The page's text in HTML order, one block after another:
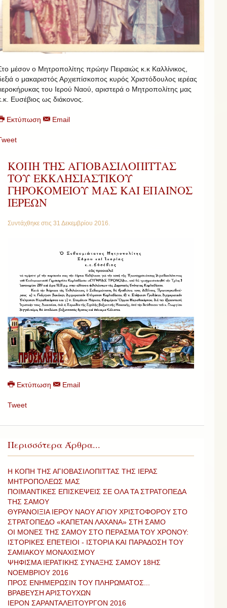
μέσον ο Μητροπολίτης πρώην Πειραιώς κ.κ Καλλίνικος,
ο μακαριστός Αρχιεπίσκοπος κυρός Χριστόδουλος ιερέας
του Ιερού Ναού, αριστερά ο Μητροπολίτης μας
Ευσέβιος ως διάκονος.
Εκτύπωση Email
ΚΟΠΗ ΤΗΣ ΑΓΙΟΒΑΣΙΛΟΠΙΤΤΑΣ
ΤΟΥ ΕΚΚΛΗΣΙΑΣΤΙΚΟΥ
ΓΗΡΟΚΟΜΕΙΟΥ ΜΑΣ ΚΑΙ ΕΠΑΙΝΟΣ
ΙΕΡΕΩΝ
Συντάχθηκε στις 31 Δεκεμβρίου 2016.
Εκτύπωση Email
Tweet
Περισσότερα Άρθρα...
Η ΚΟΠΗ ΤΗΣ ΑΓΙΟΒΑΣΙΛΟΠΙΤΤΑΣ ΤΗΣ ΙΕΡΑΣ
ΜΗΤΡΟΠΟΛΕΩΣ ΜΑΣ
ΠΟΙΜΑΝΤΙΚΕΣ ΕΠΙΣΚΕΨΕΙΣ ΣΕ ΟΛΑ ΤΑ ΣΤΡΑΤΟΠΕΔΑ
ΤΗΣ ΣΑΜΟΥ
ΘΥΡΑΝΟΙΞΙΑ ΙΕΡΟΥ ΝΑΟΥ ΑΓΙΟΥ ΧΡΙΣΤΟΦΟΡΟΥ ΣΤΟ
ΣΤΡΑΤΟΠΕΔΟ «ΚΑΠΕΤΑΝ ΛΑΧΑΝΑ» ΣΤΗ ΣΑΜΟ
ΟΙ ΜΟΝΕΣ ΤΗΣ ΣΑΜΟΥ ΣΤΟ ΠΕΡΑΣΜΑ ΤΟΥ ΧΡΟΝΟΥ:
ΙΣΤΟΡΙΚΕΣ ΕΠΕΤΕΙΟΙ - ΙΣΤΟΡΙΑ ΚΑΙ ΠΑΡΑΔΟΣΗ ΤΟΥ
ΣΑΜΙΑΚΟΥ ΜΟΝΑΧΙΣΜΟΥ
ΨΗΦΙΣΜΑ ΙΕΡΑΤΙΚΗΣ ΣΥΝΑΞΗΣ ΣΑΜΟΥ 18ΗΣ
ΝΟΕΜΒΡΙΟΥ 2016
ΠΡΟΣ ΕΝΗΜΕΡΩΣΙΝ ΤΟΥ ΠΛΗΡΩΜΑΤΟΣ...
ΒΡΑΒΕΥΣΗ ΑΡΙΣΤΟΥΧΩΝ
ΙΕΡΟΝ ΣΑΡΑΝΤΑΛΕΙΤΟΥΡΓΟΝ 2016